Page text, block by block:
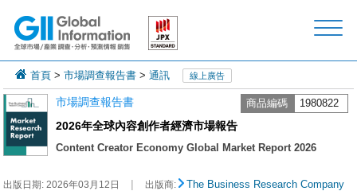
首頁 >市場調查報告書 >通訊 線上廣告
市場調查報告書 商品編碼 1980822
2026年全球內容創作者經濟市場報告
Content Creator Economy Global Market Report 2026
出版日期:2026年03月12日 | 出版商: The Business Research Company